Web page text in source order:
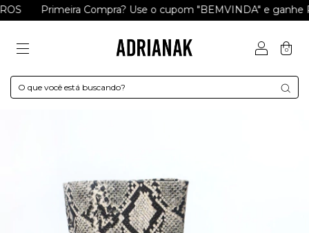
Primeira Compra? Use o cupom "BEMVINDA" e ganhe R$
0